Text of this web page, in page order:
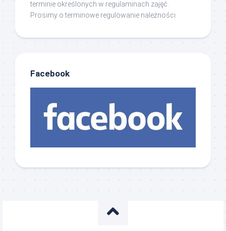
terminie określonych w regulaminach zajęć.
Prosimy o terminowe regulowanie należności
Facebook